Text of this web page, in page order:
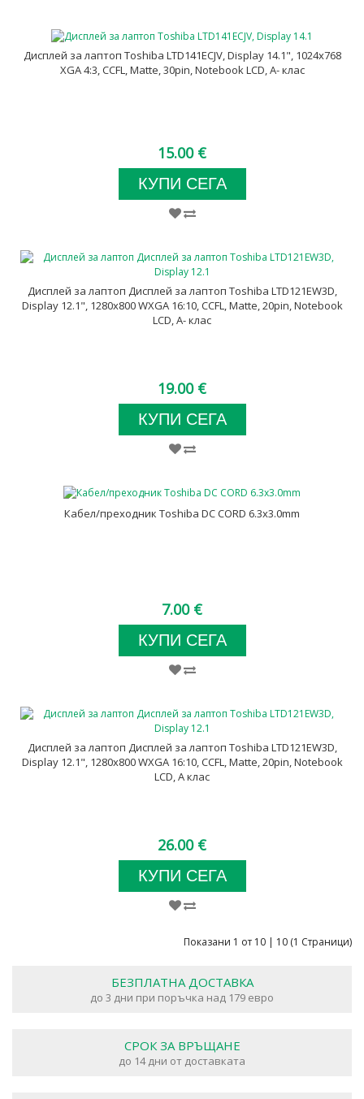
Дисплей за лаптоп Toshiba LTD141ECJV, Display 14.1", 1024x768
XGA 4:3, CCFL, Matte, 30pin, Notebook LCD, A- клас
15.00 €
КУПИ СЕГА
Дисплей за лаптоп Дисплей за лаптоп Toshiba LTD121EW3D,
Display 12.1", 1280x800 WXGA 16:10, CCFL, Matte, 20pin, Notebook
LCD, A- клас
19.00 €
КУПИ СЕГА
Кабел/преходник Toshiba DC CORD 6.3x3.0mm
7.00 €
КУПИ СЕГА
Дисплей за лаптоп Дисплей за лаптоп Toshiba LTD121EW3D,
Display 12.1", 1280x800 WXGA 16:10, CCFL, Matte, 20pin, Notebook
LCD, А клас
26.00 €
КУПИ СЕГА
Показани 1 от 10 | 10 (1 Страници)
БЕЗПЛАТНА ДОСТАВКА
до 3 дни при поръчка над 179 евро
СРОК ЗА ВРЪЩАНЕ
до 14 дни от доставката